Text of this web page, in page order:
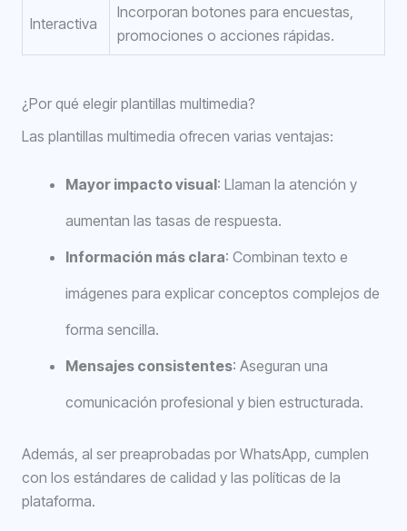
Interactiva
Incorporan botones para encuestas,
promociones o acciones rápidas.
¿Por qué elegir plantillas multimedia?
Las plantillas multimedia ofrecen varias ventajas:
Mayor impacto visual: Llaman la atención y
aumentan las tasas de respuesta.
Información más clara: Combinan texto e
imágenes para explicar conceptos complejos de
forma sencilla.
Mensajes consistentes: Aseguran una
comunicación profesional y bien estructurada.
Además, al ser preaprobadas por WhatsApp, cumplen
con los estándares de calidad y las políticas de la
plataforma.